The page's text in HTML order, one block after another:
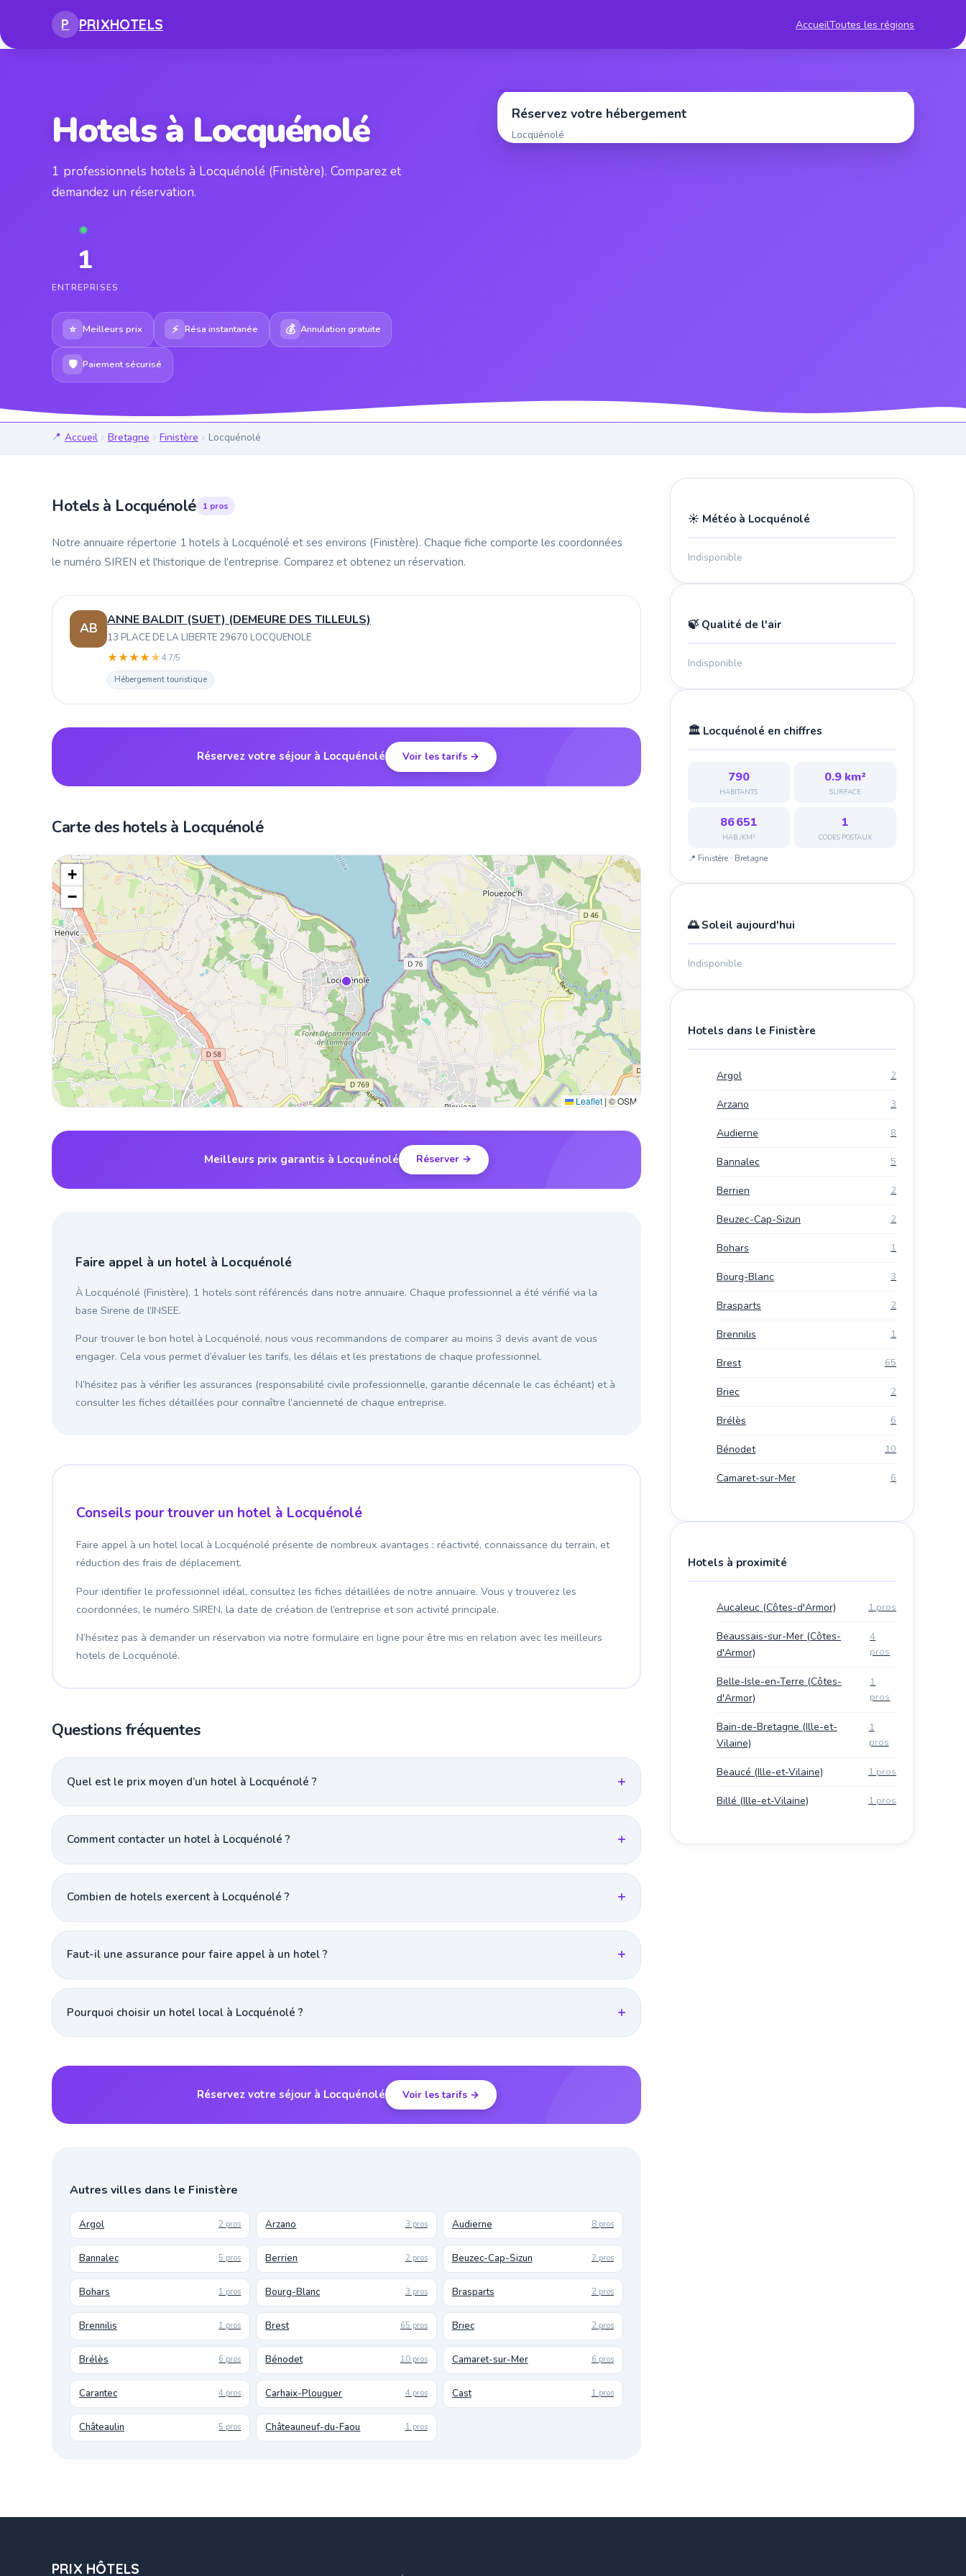
P PRIXHOTELS AccueilToutes les régions
Hotels à Locquénolé
1 professionnels hotels à Locquénolé (Finistère). Comparez et
demandez un réservation.
1
ENTREPRISES
⭐ Meilleurs prix ⚡ Résa instantanée 💰 Annulation gratuite
🛡 Paiement sécurisé
Réservez votre hébergement
Locquénolé
Accueil Bretagne Finistère Locquénolé
Hotels à Locquénolé 1 pros
Notre annuaire répertorie 1 hotels à Locquénolé et ses environs (Finistère). Chaque fiche comporte les coordonnées
le numéro SIREN et l'historique de l'entreprise. Comparez et obtenez un réservation.
AB
ANNE BALDIT (SUET) (DEMEURE DES TILLEULS)
13 PLACE DE LA LIBERTE 29670 LOCQUENOLE
★★★★★4.7/5
Hébergement touristique
Réservez votre séjour à Locquénolé Voir les tarifs →
Carte des hotels à Locquénolé
+
−
Leaflet |© OSM
Meilleurs prix garantis à Locquénolé Réserver →
Faire appel à un hotel à Locquénolé
À Locquénolé (Finistère), 1 hotels sont référencés dans notre annuaire. Chaque professionnel a été vérifié via la
base Sirene de l’INSEE.
Pour trouver le bon hotel à Locquénolé, nous vous recommandons de comparer au moins 3 devis avant de vous
engager. Cela vous permet d’évaluer les tarifs, les délais et les prestations de chaque professionnel.
N’hésitez pas à vérifier les assurances (responsabilité civile professionnelle, garantie décennale le cas échéant) et à
consulter les fiches détaillées pour connaître l’ancienneté de chaque entreprise.
Conseils pour trouver un hotel à Locquénolé
Faire appel à un hotel local à Locquénolé présente de nombreux avantages : réactivité, connaissance du terrain, et
réduction des frais de déplacement.
Pour identifier le professionnel idéal, consultez les fiches détaillées de notre annuaire. Vous y trouverez les
coordonnées, le numéro SIREN, la date de création de l’entreprise et son activité principale.
N’hésitez pas à demander un réservation via notre formulaire en ligne pour être mis en relation avec les meilleurs
hotels de Locquénolé.
Questions fréquentes
Quel est le prix moyen d’un hotel à Locquénolé ?
Comment contacter un hotel à Locquénolé ?
Combien de hotels exercent à Locquénolé ?
Faut-il une assurance pour faire appel à un hotel ?
Pourquoi choisir un hotel local à Locquénolé ?
Réservez votre séjour à Locquénolé Voir les tarifs →
Autres villes dans le Finistère
Argol 2 pros Arzano 3 pros Audierne 8 pros
Bannalec 5 pros Berrien 2 pros Beuzec-Cap-Sizun 2 pros
Bohars 1 pros Bourg-Blanc 3 pros Brasparts 2 pros
Brennilis 1 pros Brest 65 pros Briec 2 pros
Brélès 6 pros Bénodet 10 pros Camaret-sur-Mer 6 pros
Carantec 4 pros Carhaix-Plouguer 4 pros Cast 1 pros
Châteaulin 5 pros Châteauneuf-du-Faou 1 pros
☀️ Météo à Locquénolé
Indisponible
🍃 Qualité de l'air
Indisponible
🏛️ Locquénolé en chiffres
790
HABITANTS
0.9 km²
SURFACE
86 651
HAB./KM²
1
CODES POSTAUX
📍 Finistère · Bretagne
🌅 Soleil aujourd'hui
Indisponible
Hotels dans le Finistère
Argol 2
Arzano 3
Audierne 8
Bannalec 5
Berrien 2
Beuzec-Cap-Sizun 2
Bohars 1
Bourg-Blanc 3
Brasparts 2
Brennilis 1
Brest 65
Briec 2
Brélès 6
Bénodet 10
Camaret-sur-Mer 6
Hotels à proximité
Aucaleuc (Côtes-d'Armor) 1 pros
Beaussais-sur-Mer (Côtes-
d'Armor)
4
pros
Belle-Isle-en-Terre (Côtes-
d'Armor)
1
pros
Bain-de-Bretagne (Ille-et-
Vilaine)
1
pros
Beaucé (Ille-et-Vilaine) 1 pros
Billé (Ille-et-Vilaine) 1 pros
PRIX HÔTELS